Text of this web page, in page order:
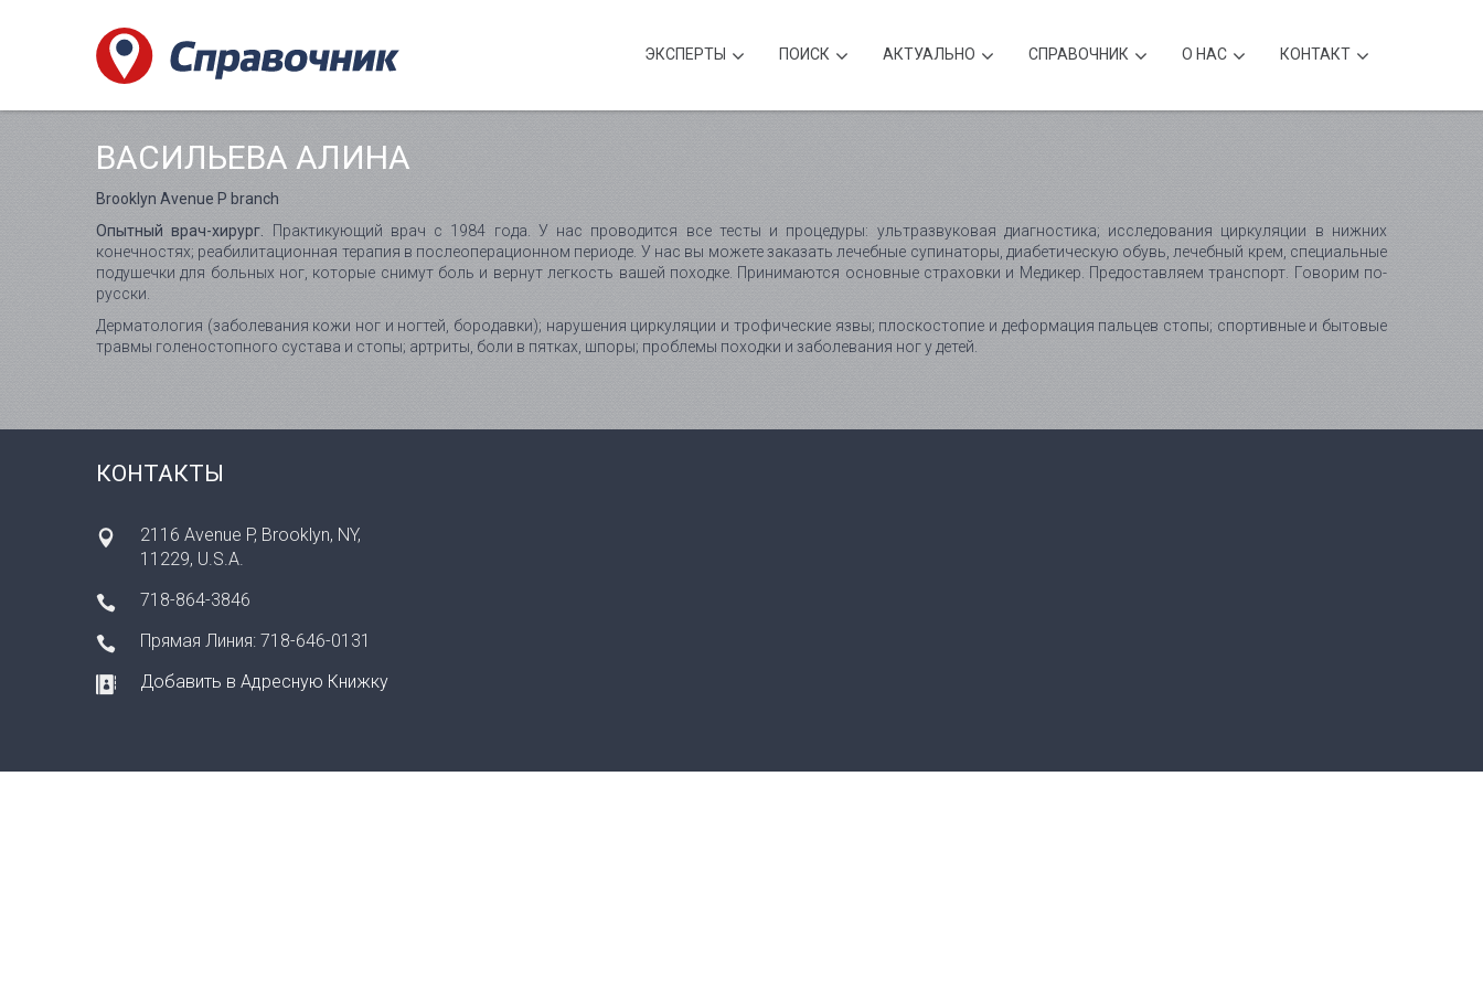
ЭКСПЕРТЫ ПОИСК АКТУАЛЬНО CПРАВОЧНИК О НАС КОНТАКТ
ВАСИЛЬЕВА АЛИНА
Brooklyn Avenue P branch
Опытный врач-хирург.
Практикующий врач с 1984 года. У нас проводится все тесты и процедуры: ультразвуковая диагностика; исследования циркуляции в нижних
конечностях; реабилитационная терапия в послеоперационном периоде. У нас вы можете заказать лечебные супинаторы, диабетическую обувь, лечебный крем, специальные
подушечки для больных ног, которые снимут боль и вернут легкость вашей походке. Принимаются основные страховки и Медикер. Предоставляем транспорт. Говорим по-
русски.
Дерматология (заболевания кожи ног и ногтей, бородавки); нарушения циркуляции и трофические язвы; плоскостопие и деформация пальцев стопы; спортивные и бытовые
травмы голеностопного сустава и стопы; артриты, боли в пятках, шпоры; проблемы походки и заболевания ног у детей.
КОНТАКТЫ
2116 Avenue P, Brooklyn, NY,
11229, U.S.A.
718-864-3846
Прямая Линия: 718-646-0131
Добавить в Адресную Книжку